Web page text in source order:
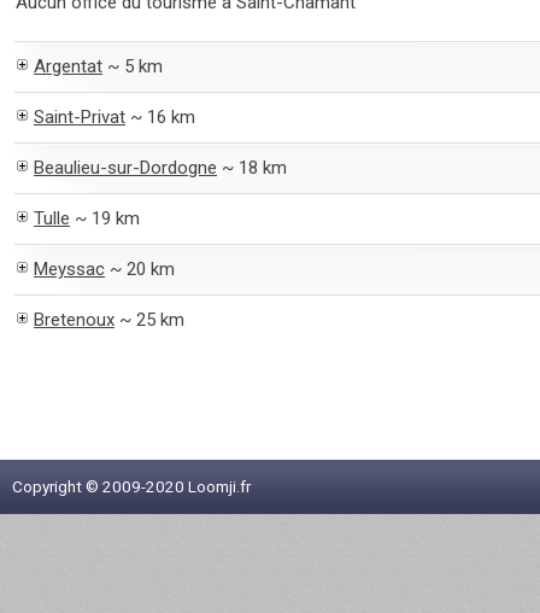
Argentat ~ 5 km
Saint-Privat ~ 16 km
Beaulieu-sur-Dordogne ~ 18 km
Tulle ~ 19 km
Meyssac ~ 20 km
Bretenoux ~ 25 km
Copyright © 2009-2020 Loomji.fr